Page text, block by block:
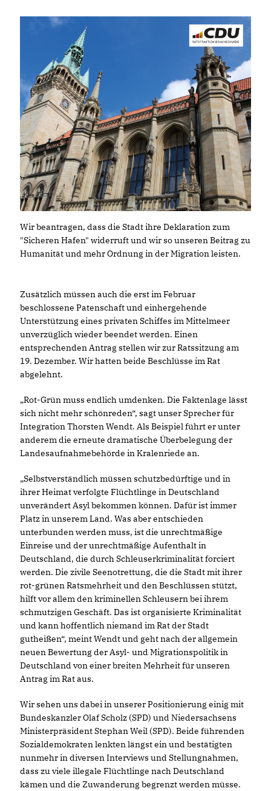
Wir beantragen, dass die Stadt ihre Deklaration zum
"Sicheren Hafen" widerruft und wir so unseren Beitrag zu
Humanität und mehr Ordnung in der Migration leisten.
Zusätzlich müssen auch die erst im Februar
beschlossene Patenschaft und einhergehende
Unterstützung eines privaten Schiffes im Mittelmeer
unverzüglich wieder beendet werden. Einen
entsprechenden Antrag stellen wir zur Ratssitzung am
19. Dezember. Wir hatten beide Beschlüsse im Rat
abgelehnt.
Rot-Grün muss endlich umdenken. Die Faktenlage lässt
sich nicht mehr schönreden“, sagt unser Sprecher für
Integration Thorsten Wendt. Als Beispiel führt er unter
anderem die erneute dramatische Überbelegung der
Landesaufnahmebehörde in Kralenriede an.
Selbstverständlich müssen schutzbedürftige und in
ihrer Heimat verfolgte Flüchtlinge in Deutschland
unverändert Asyl bekommen können. Dafür ist immer
Platz in unserem Land. Was aber entschieden
unterbunden werden muss, ist die unrechtmäßige
Einreise und der unrechtmäßige Aufenthalt in
Deutschland, die durch Schleuserkriminalität forciert
werden. Die zivile Seenotrettung, die die Stadt mit ihrer
rot-grünen Ratsmehrheit und den Beschlüssen stützt,
hilft vor allem den kriminellen Schleusern bei ihrem
schmutzigen Geschäft. Das ist organisierte Kriminalität
und kann hoffentlich niemand im Rat der Stadt
gutheißen“, meint Wendt und geht nach der allgemein
neuen Bewertung der Asyl- und Migrationspolitik in
Deutschland von einer breiten Mehrheit für unseren
Antrag im Rat aus.
Wir sehen uns dabei in unserer Positionierung einig mit
Bundeskanzler Olaf Scholz (SPD) und Niedersachsens
Ministerpräsident Stephan Weil (SPD). Beide führenden
Sozialdemokraten lenkten längst ein und bestätigten
nunmehr in diversen Interviews und Stellungnahmen,
dass zu viele illegale Flüchtlinge nach Deutschland
kämen und die Zuwanderung begrenzt werden müsse.